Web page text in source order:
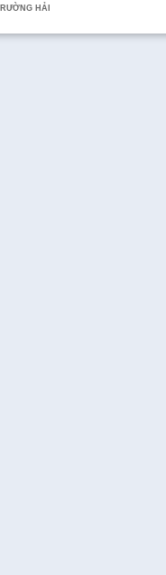
HẢI